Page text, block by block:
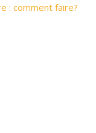
: comment faire?